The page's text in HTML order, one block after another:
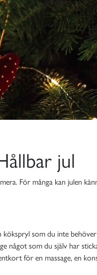
jul
För många kan julen
som du inte
något som du själv har
för en massage, en